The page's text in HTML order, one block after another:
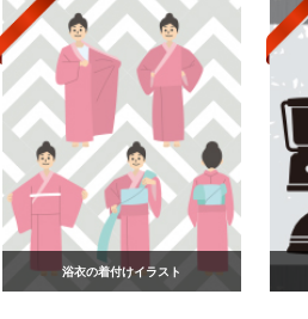
浴衣の着付けイラスト